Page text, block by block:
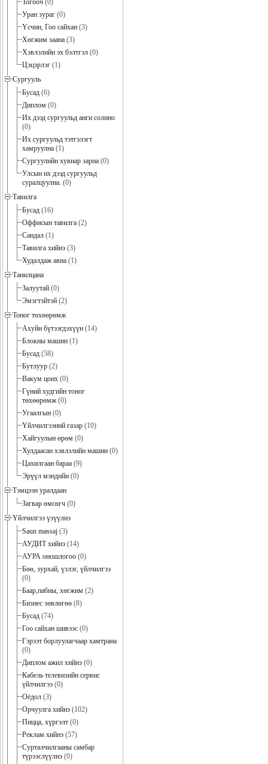
Тогооч (0)
Уран зураг (0)
Үсчин, Гоо сайхан (3)
Хөгжим заана (3)
Хэвлэлийн эх бэлтгэл (0)
Цэцэрлэг (1)
Сургууль
Бусад (6)
Диплом (0)
Их дээд сургуульд анги солино
(0)
Их сургуульд тэтгэлэгт
хамруулна (1)
Сургуулийн хувиар зарна (0)
Улсын их дээд сургуульд
суралцуулна. (0)
Тавилга
Бусад (16)
Оффисын тавилга (2)
Сандал (1)
Тавилга хийнэ (3)
Худалдаж авна (1)
Танилцана
Залуутай (0)
Эмэгтэйтэй (2)
Тоног төхөөрөмж
Ахуйн бүтээгдэхүүн (14)
Блокны машин (1)
Бусад (58)
Бутлуур (2)
Вакум цонх (0)
Гүний худгийн тоног
төхөөрөмж(0)
Угаалгын (0)
Үйлчилгээний газар (10)
Хайгуулын өрөм (0)
Хулдаасан хэвлэлийн машин (0)
Цахилгаан бараа (9)
Эрүүл мэндийн (0)
Тэмцээн уралдаан
Загвар өмсөгч (0)
Үйлчилгээ үзүүлнэ
Saun massaj (3)
АУДИТ хийнэ (14)
АУРА оношлогоо (0)
Бөө, зурхай, үзлэг, үйлчилгээ
(0)
Баар,пабны, хөгжим (2)
Бизнес зөвлөгөө (8)
Бусад (74)
Гоо сайхан шивээс (0)
Гэрээт борлуулагчаар хамтрана
(0)
Диплом ажил хийнэ (0)
Кабель телевизийн сервис
үйлчилгээ (0)
Оёдол (3)
Орчуулга хийнэ (102)
Пицца, хүргэлт (0)
Реклам хийнэ (57)
Сурталчилгааны самбар
түрээслүүлнэ (0)